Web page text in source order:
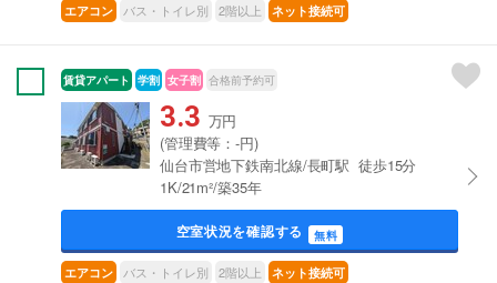
エアコン バス・トイレ別 2階以上 ネット接続可
賃貸アパート 学割 女子割 合格前予約可
3.3 万円
(管理費等：-円)
仙台市営地下鉄南北線/長町駅 徒歩15分
1K/21m²/築35年
空室状況を確認する 無料
エアコン バス・トイレ別 2階以上 ネット接続可